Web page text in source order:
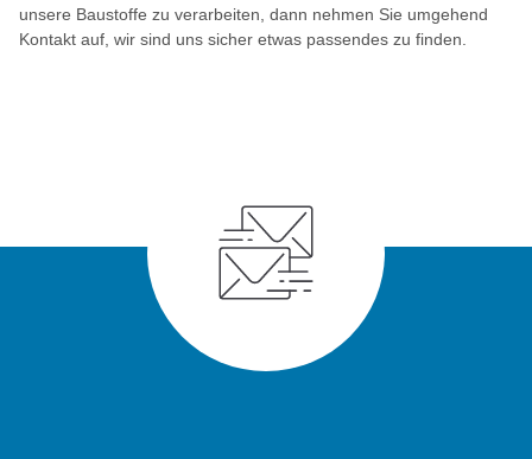
unsere Baustoffe zu verarbeiten, dann nehmen Sie umgehend
Kontakt auf, wir sind uns sicher etwas passendes zu finden.